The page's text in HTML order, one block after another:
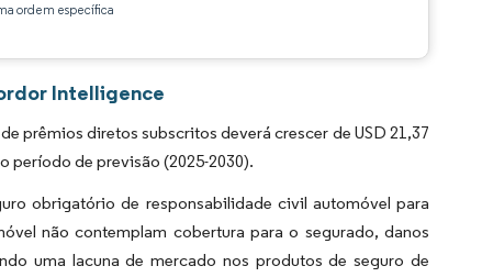
ordem específica
Intelligence
prêmios diretos subscritos deverá crescer de USD 21,37
período de previsão (2025-2030).
obrigatório de responsabilidade civil automóvel para
não contemplam cobertura para o segurado, danos
uma lacuna de mercado nos produtos de seguro de